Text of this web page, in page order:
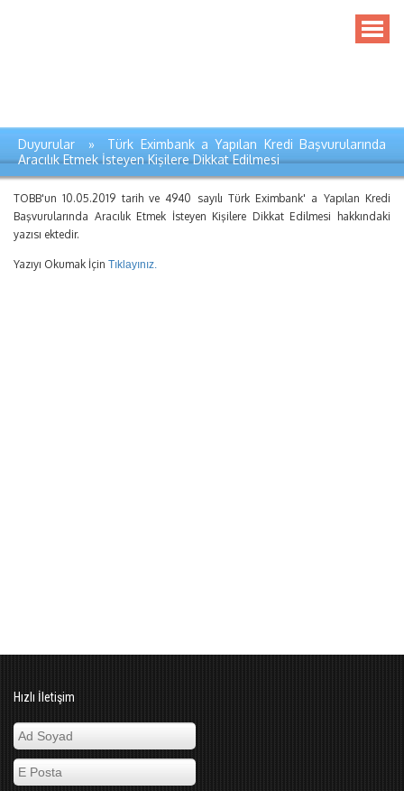
Duyurular » Türk Eximbank a Yapılan Kredi Başvurularında
Aracılık Etmek İsteyen Kişilere Dikkat Edilmesi
TOBB'un 10.05.2019 tarih ve 4940 sayılı Türk Eximbank' a Yapılan Kredi
Başvurularında Aracılık Etmek İsteyen Kişilere Dikkat Edilmesi hakkındaki
yazısı ektedir.
Yazıyı Okumak İçin Tıklayınız.
Hızlı İletişim